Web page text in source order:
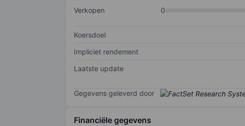
Verkopen
0
Koersdoel
Impliciet rendement
Laatste update
Gegevens geleverd door
Financiële gegevens